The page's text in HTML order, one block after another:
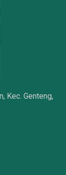
Kec. Genteng,